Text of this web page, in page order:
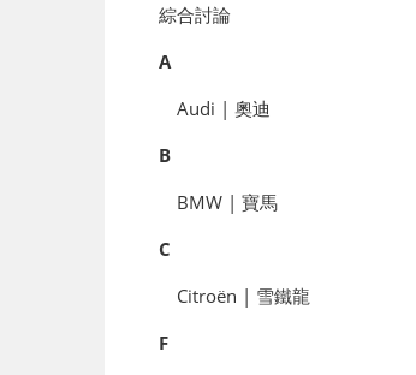
綜合討論
A
Audi | 奧迪
B
BMW | 寶馬
C
Citroën | 雪鐵龍
F